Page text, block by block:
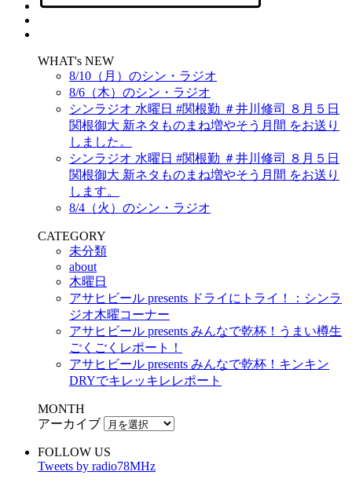
WHAT's NEW
8/10（月）のシン・ラジオ
8/6（木）のシン・ラジオ
シンラジオ 水曜日 #関根勤 ＃井川修司 ８月５日
関根御大 新ネタものまね増やそう月間 をお送り
しました。
シンラジオ 水曜日 #関根勤 ＃井川修司 ８月５日
関根御大 新ネタものまね増やそう月間 をお送り
します。
8/4（火）のシン・ラジオ
CATEGORY
未分類
about
木曜日
アサヒビール presents ドライにトライ！：シンラ
ジオ木曜コーナー
アサヒビール presents みんなで乾杯！うまい樽生
ごくごくレポート！
アサヒビール presents みんなで乾杯！キンキン
DRYでキレッキレレポート
MONTH
アーカイブ
FOLLOW US
Tweets by radio78MHz